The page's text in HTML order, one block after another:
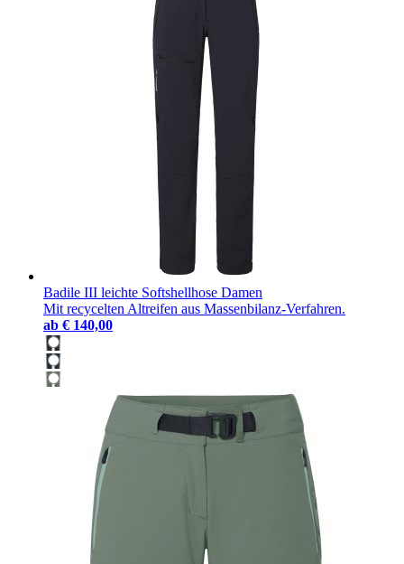
Badile III leichte Softshellhose Damen
Mit recycelten Altreifen aus Massenbilanz-Verfahren.
ab € 140,00